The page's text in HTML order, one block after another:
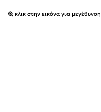
κλικ στην εικόνα για μεγέθυνση